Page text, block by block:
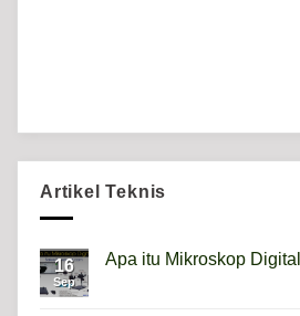
Artikel Teknis
16
Sep
Apa itu Mikroskop